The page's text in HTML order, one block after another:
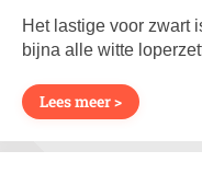
Het lastige voor zwart
bijna alle witte
Lees meer >